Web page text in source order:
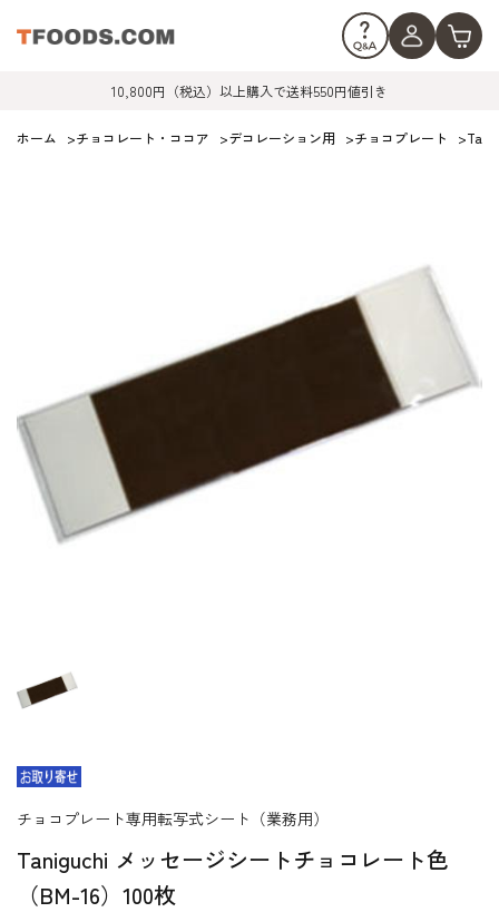
10,800円（税込）以上購入で送料550円値引き
ホーム >チョコレート・ココア >デコレーション用 >チョコプレート >
Taniguchi メッセージシートチョコレート色
（BM-16）100枚
チョコプレート専用転写式シート（業務用）